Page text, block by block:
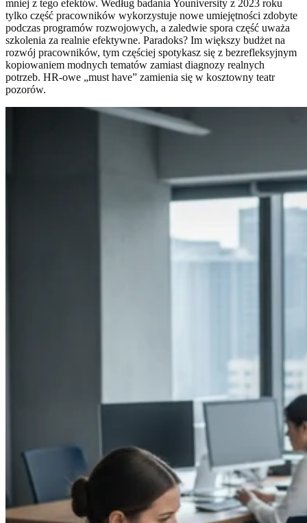
mniej z tego efektów. Według badania Youniversity z 2023 roku
tylko część pracowników wykorzystuje nowe umiejętności zdobyte
podczas programów rozwojowych, a zaledwie spora część uważa
szkolenia za realnie efektywne. Paradoks? Im większy budżet na
rozwój pracowników, tym częściej spotykasz się z bezrefleksyjnym
kopiowaniem modnych tematów zamiast diagnozy realnych
potrzeb. HR-owe „must have” zamienia się w kosztowny teatr
pozorów.